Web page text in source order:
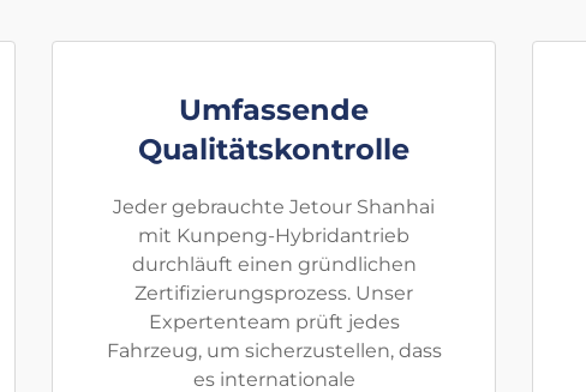
Umfassende
Qualitätskontrolle
Jeder gebrauchte Jetour Shanhai
mit Kunpeng-Hybridantrieb
durchläuft einen gründlichen
Zertifizierungsprozess. Unser
Expertenteam prüft jedes
Fahrzeug, um sicherzustellen, dass
es internationale